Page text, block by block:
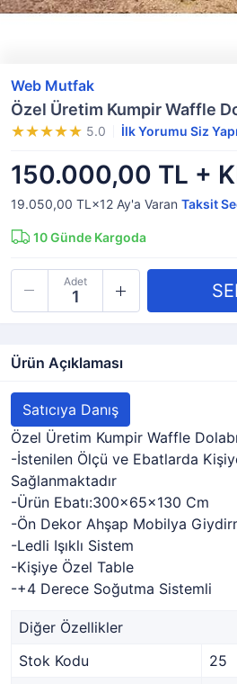
Web Mutfak
Özel Üretim Kumpir Waffle
5.0 İlk Yorumu Siz
150.000,00 TL +
19.050,00 TL×12 Ay'a Varan Taksit
10Günde Kargoda
Adet
Ürün Açıklaması
Satıcıya Danış
Özel Üretim Kumpir Waffle Dolabı
-İstenilen Ölçü ve Ebatlarda
Sağlanmaktadır
-Ürün Ebatı:300x65x130 Cm
-Ön Dekor Ahşap Mobilya
-Ledli Işıklı Sistem
-Kişiye Özel Table
-+4 Derece Soğutma Sistemli
Diğer Özellikler
Stok Kodu
25